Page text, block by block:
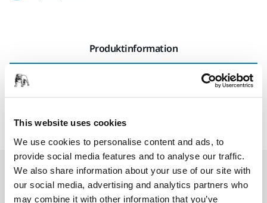
This website uses cookies
We use cookies to personalise content and ads, to
provide social media features and to analyse our traffic.
We also share information about your use of our site with
our social media, advertising and analytics partners who
may combine it with other information that you’ve
Produktinformation
Relaterade produkter